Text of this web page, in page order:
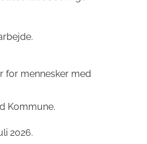
for mennesker med
Kommune.
2026.